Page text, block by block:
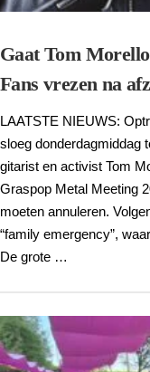
Gaat Tom
Fans vrezen na
LAATSTE NIEUWS:
sloeg donderdagmiddag
gitarist en activist Tom
Graspop Metal Meeting
moeten annuleren.
“family emergency”,
De grote …